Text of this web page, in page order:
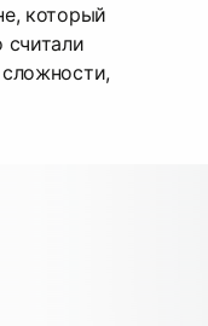
который
считали